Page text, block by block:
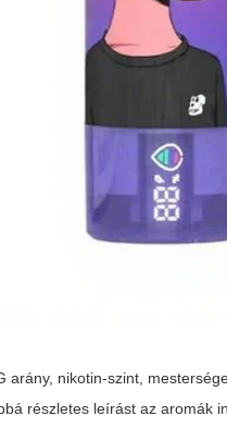
arány, nikotin-szint,
részletes leírást az aromák